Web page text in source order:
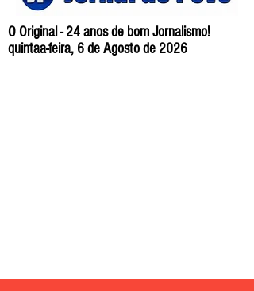
O Original - 24 anos de bom Jornalismo!
quintaa-feira, 6 de Agosto de 2026